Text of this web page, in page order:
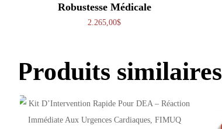
Robustesse Médicale
2.265,00$
Produits similaires